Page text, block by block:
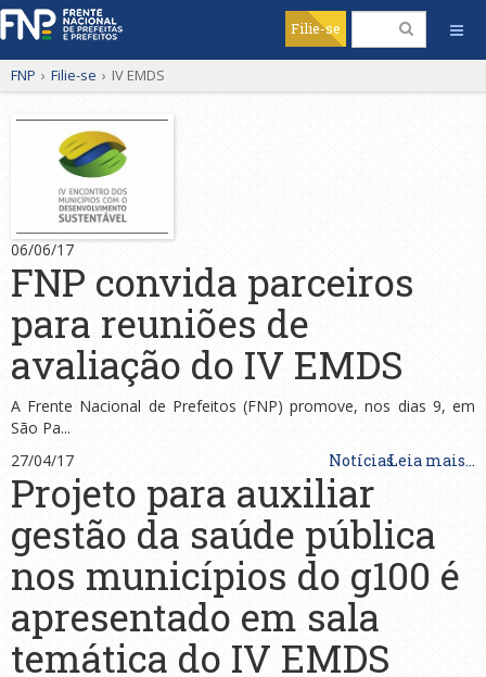
Filie-se
FNP › Filie-se › IV EMDS
06/06/17
FNP convida parceiros
para reuniões de
avaliação do IV EMDS
A Frente Nacional de Prefeitos (FNP) promove, nos dias 9, em
São Pa...
NotíciasLeia mais...
27/04/17
Projeto para auxiliar
gestão da saúde pública
nos municípios do g100 é
apresentado em sala
temática do IV EMDS